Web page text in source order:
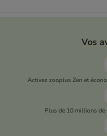
Vos
Activez zooplus Zen et
Plus de 10 millions